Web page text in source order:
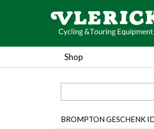
Shop
Categorieën
BROMPTON GESCHENK